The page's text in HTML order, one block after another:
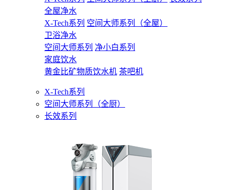
全屋净水
X-Tech系列 空间大师系列（全屋）
卫浴净水
空间大师系列 净小白系列
家庭饮水
黄金比矿物质饮水机 茶吧机
X-Tech系列
空间大师系列（全厨）
长效系列